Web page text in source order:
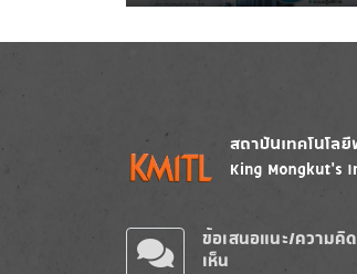
Image Image
ข้อเสนอแนะ/ความคิด
เห็น